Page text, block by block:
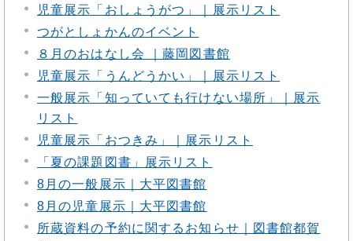
児童展示「おしょうがつ」｜展示リスト
つがとしょかんのイベント
８月のおはなし会 ｜藤岡図書館
児童展示「うんどうかい」｜展示リスト
一般展示「知っていても行けない場所」｜展示
リスト
児童展示「おつきみ」｜展示リスト
「夏の課題図書」展示リスト
8月の一般展示｜大平図書館
8月の児童展示｜大平図書館
所蔵資料の予約に関するお知らせ｜図書館都賀